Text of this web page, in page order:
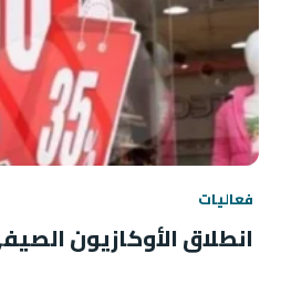
فعاليات
انطلاق الأوكازيون الصيفي 2026 في